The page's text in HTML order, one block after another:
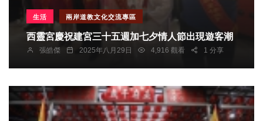
生活 兩岸道教文化交流專區
西靈宮慶祝建宮三十五週加七夕情人節出現遊客潮
張皓傑 2025年八月29日 4,916 觀看 1 分享